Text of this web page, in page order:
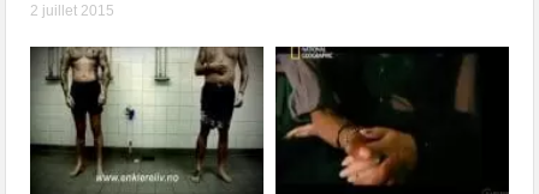
2 juillet 2015